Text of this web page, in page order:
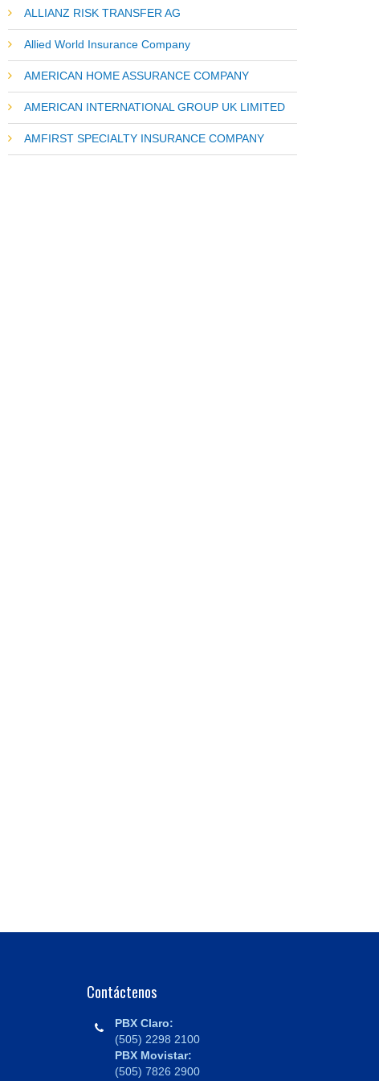
ALLIANZ RISK TRANSFER AG
Allied World Insurance Company
AMERICAN HOME ASSURANCE COMPANY
AMERICAN INTERNATIONAL GROUP UK LIMITED
AMFIRST SPECIALTY INSURANCE COMPANY
Contáctenos
PBX Claro:
(505) 2298 2100
PBX Movistar:
(505) 7826 2900